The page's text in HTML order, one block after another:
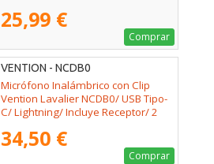
25,99 €
Comprar
VENTION - NCDB0
Micrófono Inalámbrico con Clip
Vention Lavalier NCDB0/ USB Tipo-
C/ Lightning/ Incluye Receptor/ 2
34,50 €
Comprar